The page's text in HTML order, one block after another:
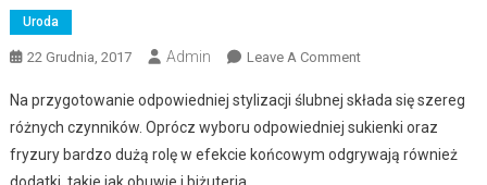
Uroda
22 Grudnia, 2017 Admin Leave A CommentOn Wybierz Idealne
Twojej Stylizacji
Na przygotowanie odpowiedniej stylizacji ślubnej składa się szereg
różnych czynników. Oprócz wyboru odpowiedniej sukienki oraz
fryzury bardzo dużą rolę w efekcie końcowym odgrywają również